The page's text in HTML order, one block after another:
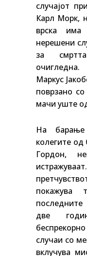
случајот
Карл Морк,
врска
нерешени
за
Маркус
поврзано
мачи уште
На
колегите од
Гордон,
покажува
две
случаи со
вклучува